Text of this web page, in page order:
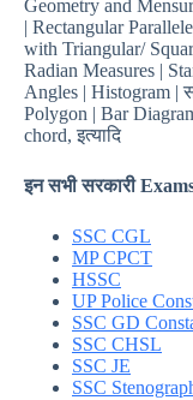
Geometry and
| Rectangular
with Triangular/
Radian Measures |
Angles | Histogram |
Polygon | Bar
chord, इत्यादि
इन सभी सरकारी
SSC CGL
MP CPCT
HSSC
UP Police
SSC GD
SSC CHSL
SSC JE
SSC